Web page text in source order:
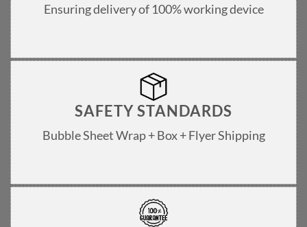
Ensuring delivery of 100% working device
SAFETY STANDARDS
Bubble Sheet Wrap + Box + Flyer Shipping